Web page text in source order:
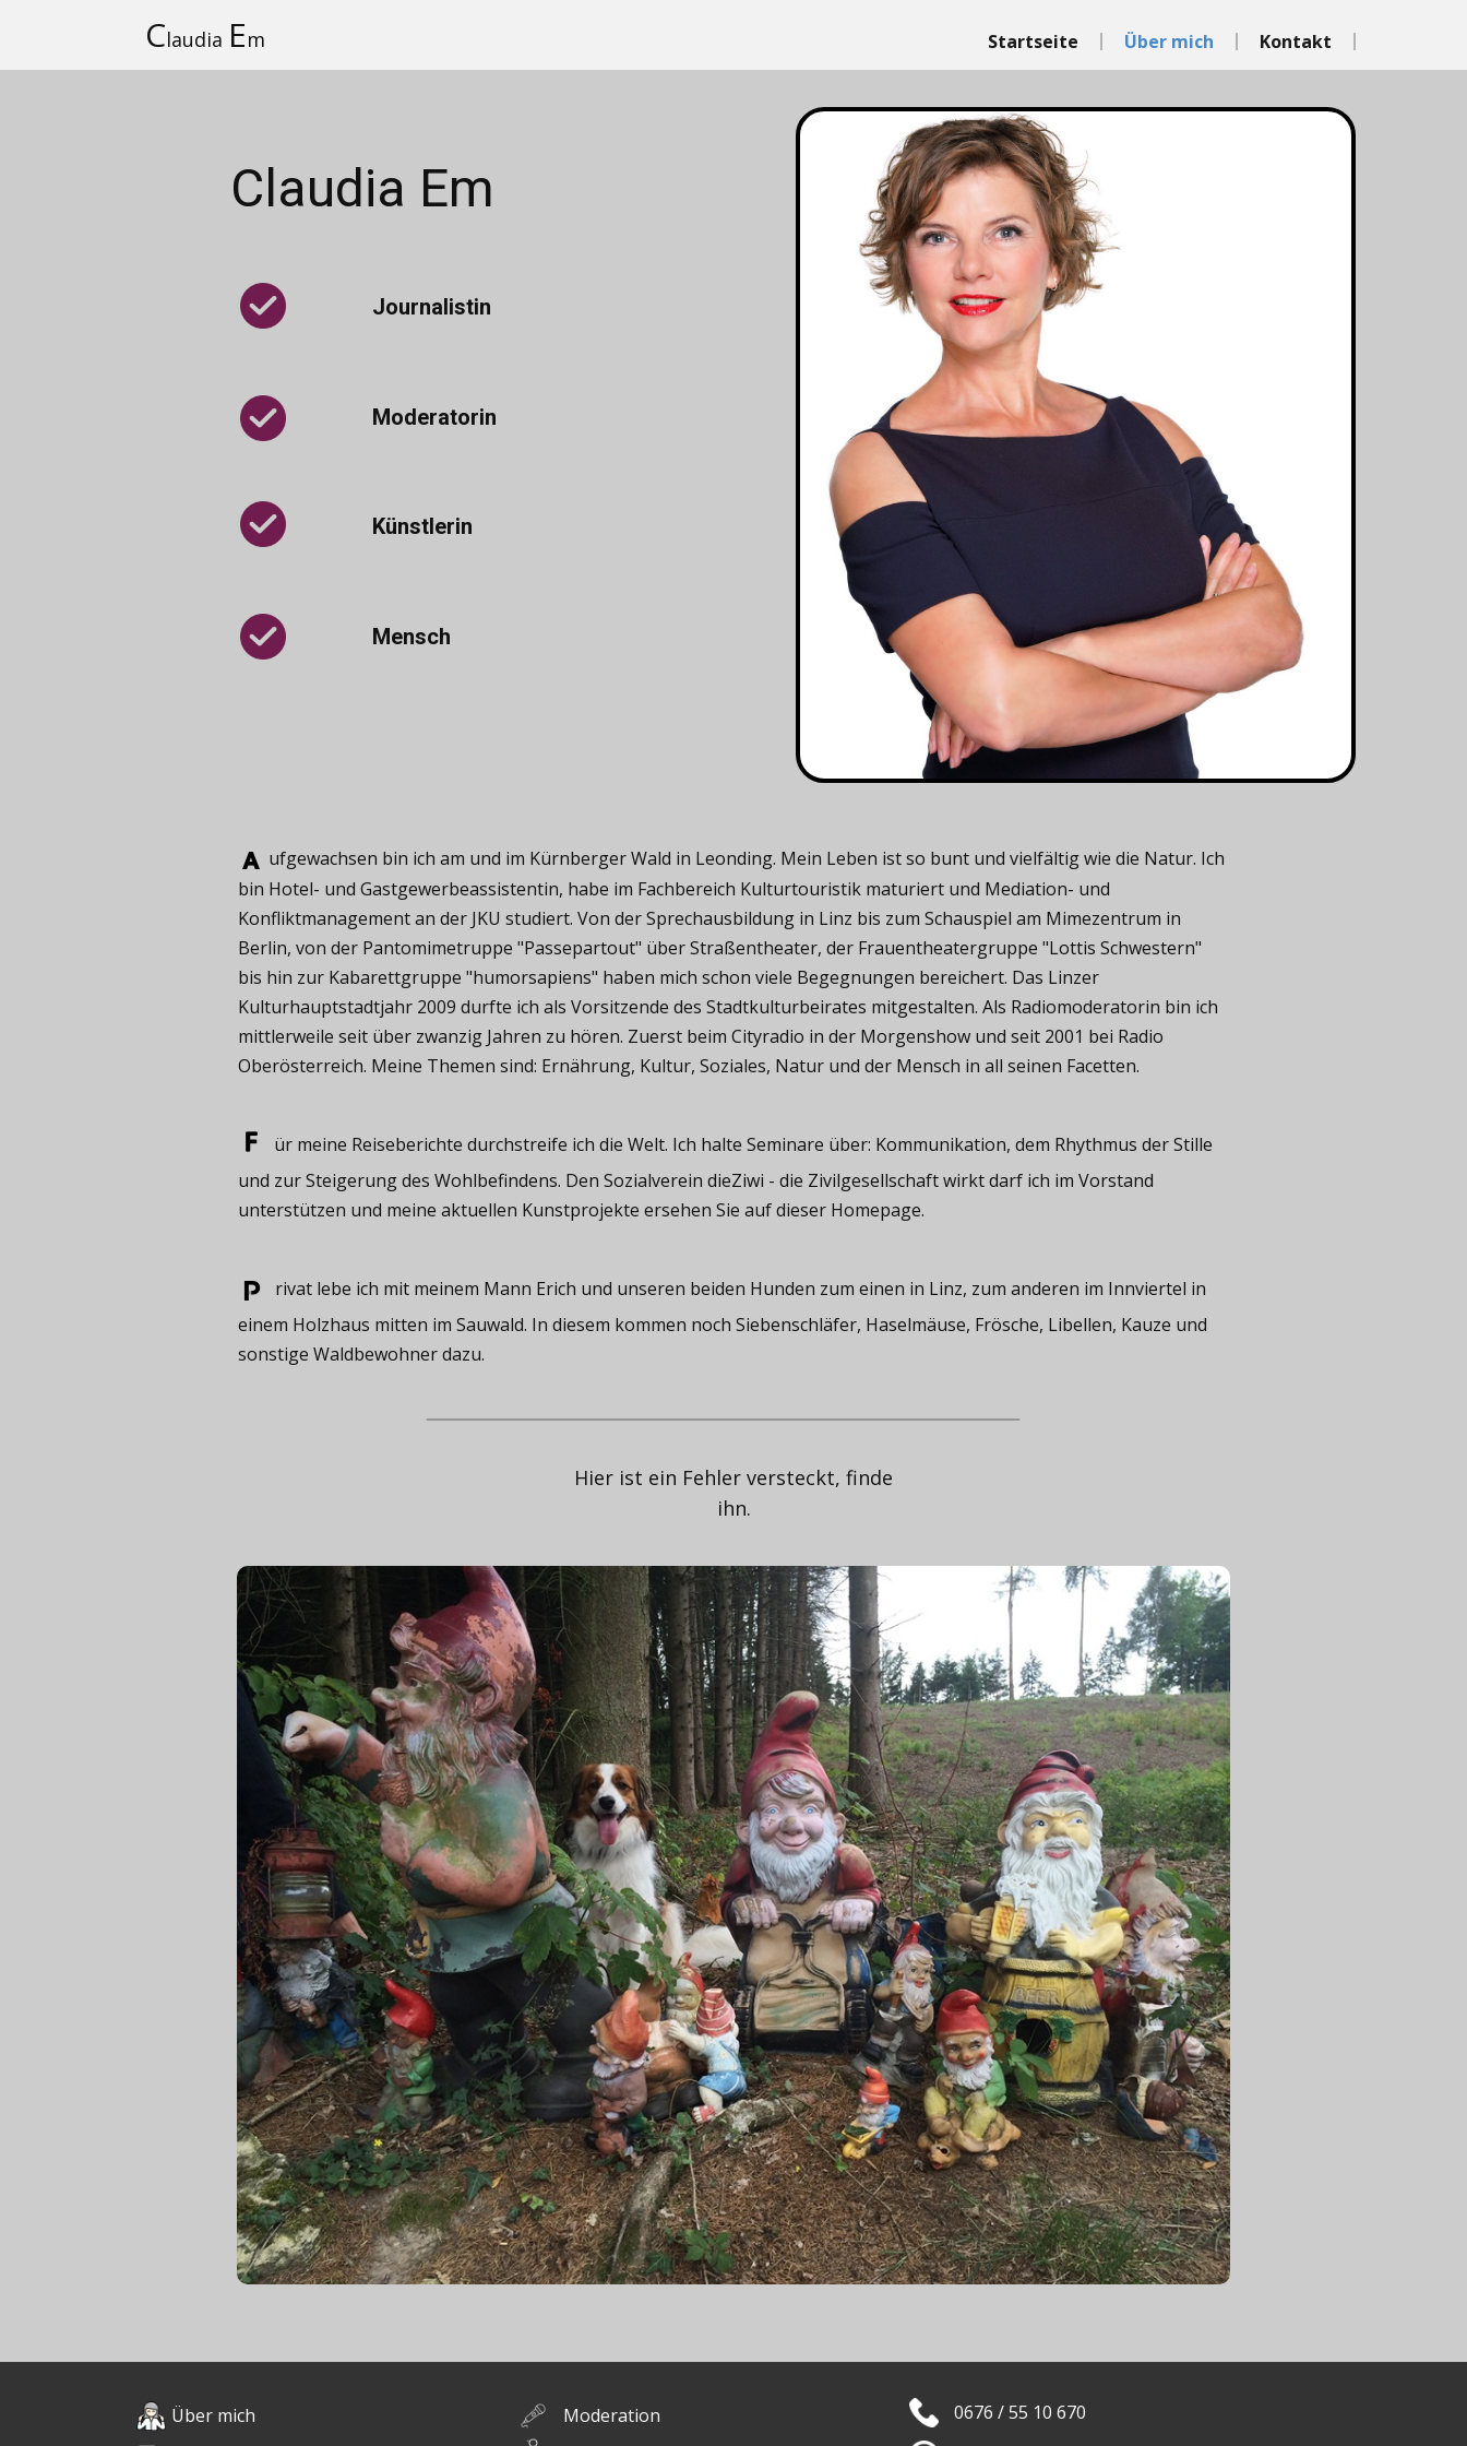
Claudia Em Startseite Über mich Kontakt
Claudia Em
Journalistin
Moderatorin
Künstlerin
Mensch
ufgewachsen ​bin ich am und im Kürnberger Wald in Leonding. Mein Leben ist so bunt und vielfältig wie die Natur. Ich
bin Hotel- und Gastgewerbeassistentin, habe im Fachbereich Kulturtouristik maturiert und Mediation- und
Konfliktmanagement an der JKU studiert. Von der Sprechausbildung in Linz bis zum Schauspiel am Mimezentrum in
Berlin, von der Pantomimetruppe "Passepartout" über Straßentheater, der Frauentheatergruppe "Lottis Schwestern"
bis hin zur Kabarettgruppe "humorsapiens" haben mich schon viele Begegnungen bereichert. Das Linzer
Kulturhauptstadtjahr 2009 durfte ich als Vorsitzende des Stadtkulturbeirates mitgestalten. Als Radiomoderatorin bin ich
mittlerweile seit über zwanzig Jahren zu hören. Zuerst beim Cityradio in der Morgenshow und seit 2001 bei Radio
Oberösterreich. Meine Themen sind: Ernährung, Kultur, Soziales, Natur und der Mensch in all seinen Facetten.
ür meine ​Reiseberichte durchstreife ich die Welt. Ich halte Seminare über: Kommunikation, dem Rhythmus der Stille
und zur Steigerung des Wohlbefindens. Den Sozialverein dieZiwi - die Zivilgesellschaft wirkt darf ich im Vorstand
unterstützen und meine aktuellen Kunstprojekte ersehen Sie auf dieser Homepage.
rivat ​lebe ich mit meinem Mann Erich und unseren beiden Hunden zum einen in Linz, zum anderen im Innviertel in
einem Holzhaus mitten im Sauwald. In diesem kommen noch Siebenschläfer, Haselmäuse, Frösche, Libellen, Kauze und
sonstige Waldbewohner dazu.
Hier ist ein Fehler versteckt, finde
ihn.
0676 / 55 10 670
Moderation
Über mich